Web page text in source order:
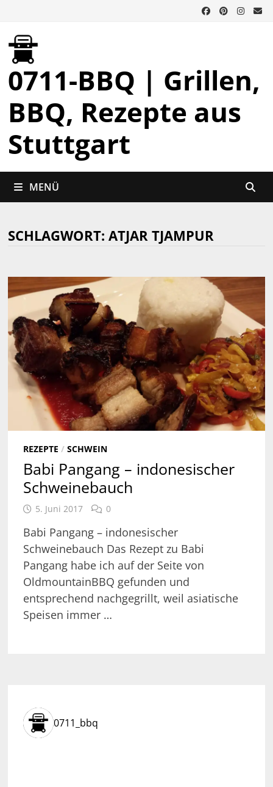
Inhalt
0711-BBQ | Grillen,
BBQ, Rezepte aus
Stuttgart
MENÜ
SCHLAGWORT: ATJAR TJAMPUR
REZEPTE / SCHWEIN
Babi Pangang – indonesischer
Schweinebauch
5. Juni 2017 0
Babi Pangang – indonesischer
Schweinebauch Das Rezept zu Babi
Pangang habe ich auf der Seite von
OldmountainBBQ gefunden und
entsprechend nachgegrillt, weil asiatische
Speisen immer …
0711_bbq